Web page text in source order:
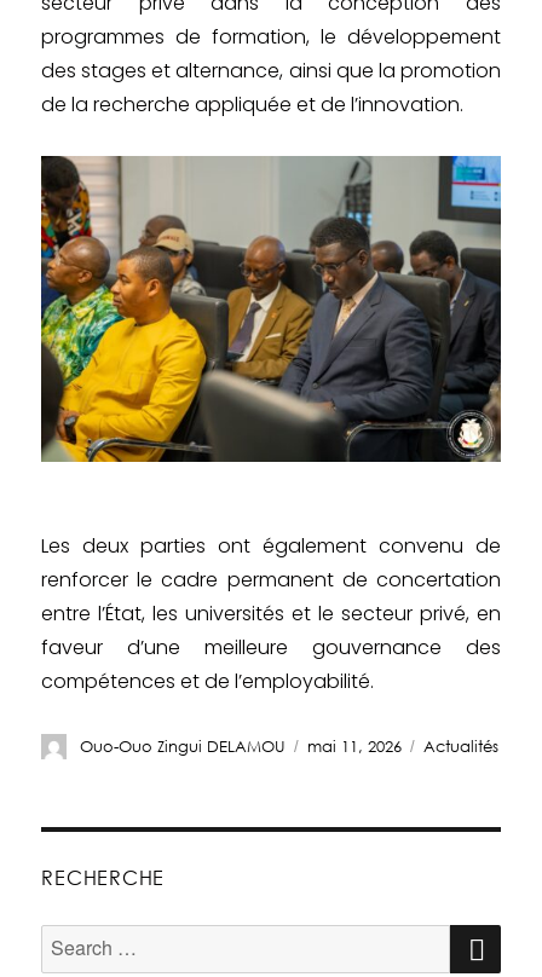
programmes de formation, le développement
des stages et alternance, ainsi que la promotion
de la recherche appliquée et de l’innovation.
Les deux parties ont également convenu de
renforcer le cadre permanent de concertation
entre l’État, les universités et le secteur privé, en
faveur d’une meilleure gouvernance des
compétences et de l’employabilité.
Ouo-Ouo Zingui DELAMOU mai 11, 2026 Actualités
RECHERCHE